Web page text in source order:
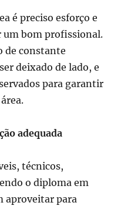
é preciso esforço e
um bom profissional.
de constante
deixado de lado, e
para garantir
adequada
técnicos,
o diploma em
aproveitar para